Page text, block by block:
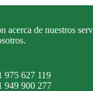
acerca de nuestros
975 627 119
949 900 277